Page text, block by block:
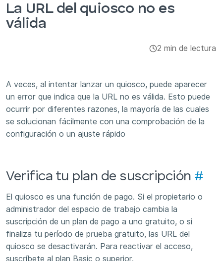
Integraciones y complementos
Aplicaciones
La URL del quiosco no es
válida
2 min de lectura
A veces, al intentar lanzar un quiosco, puede aparecer
un error que indica que la URL no es válida. Esto puede
ocurrir por diferentes razones, la mayoría de las cuales
se solucionan fácilmente con una comprobación de la
configuración o un ajuste rápido
Verifica tu plan de suscripción #
El quiosco es una función de pago. Si el propietario o
administrador del espacio de trabajo cambia la
suscripción de un plan de pago a uno gratuito, o si
finaliza tu período de prueba gratuito, las URL del
quiosco se desactivarán. Para reactivar el acceso,
suscríbete al plan Basic o superior.